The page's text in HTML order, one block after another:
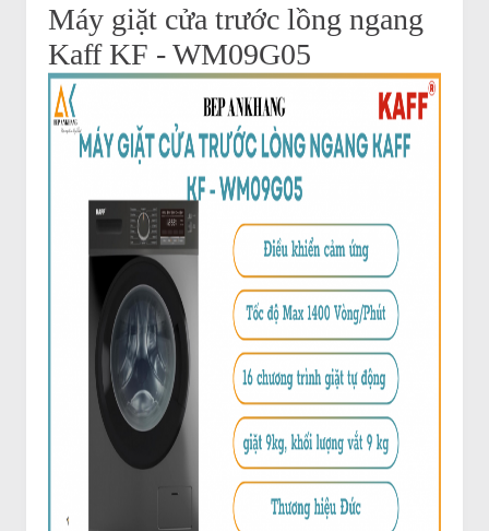
9.900.000
14.990.000
đ
Máy giặt cửa trước lồng ngang
Kaff KF - WM09G05